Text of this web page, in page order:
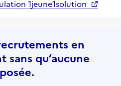
1jeune1solution
en
sans qu’aucune